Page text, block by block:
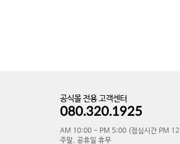
공식몰 전용 고객센터
080.320.1925
AM 10:00 - PM 5:00 (점심시간 PM
주말, 공휴일 휴무